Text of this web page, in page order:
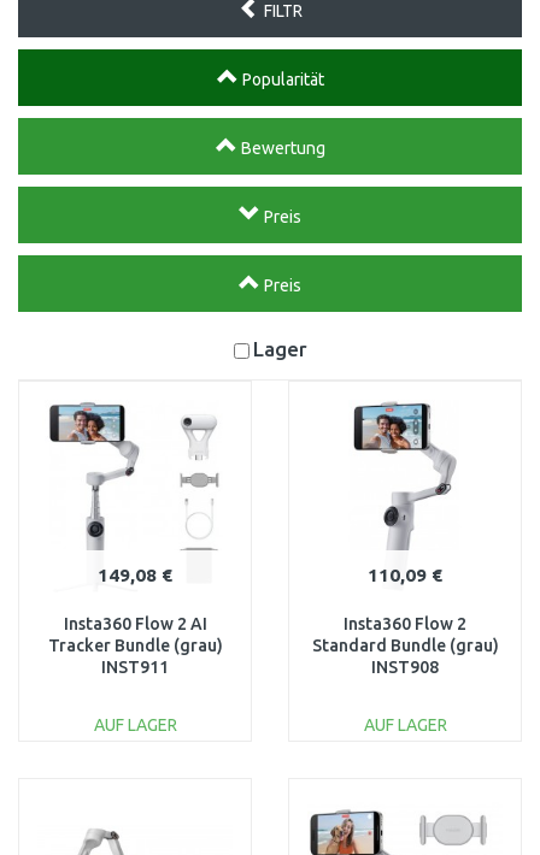
FILTR
Popularität
Bewertung
Preis
Preis
Lager
149,08 €
Insta360 Flow 2 AI
Tracker Bundle (grau)
INST911
AUF LAGER
110,09 €
Insta360 Flow 2
Standard Bundle (grau)
INST908
AUF LAGER
Vergleichen